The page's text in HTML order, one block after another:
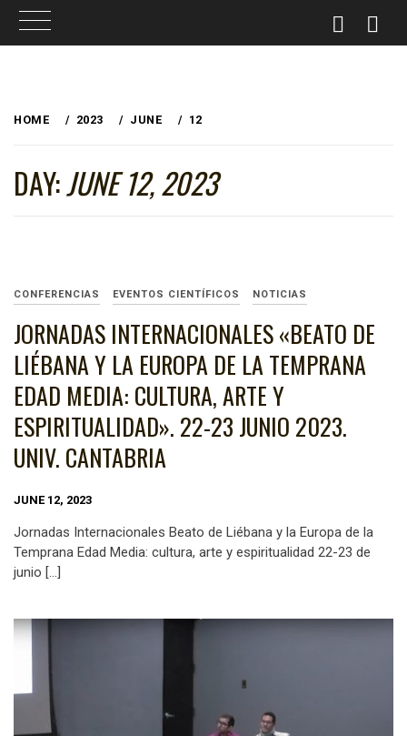
HOME 2023 JUNE 12
DAY:JUNE 12, 2023
CONFERENCIAS EVENTOS CIENTÍFICOS NOTICIAS
JORNADAS INTERNACIONALES «BEATO DE
LIÉBANA Y LA EUROPA DE LA TEMPRANA
EDAD MEDIA: CULTURA, ARTE Y
ESPIRITUALIDAD». 22-23 JUNIO 2023.
UNIV. CANTABRIA
JUNE 12, 2023
Jornadas Internacionales Beato de Liébana y la Europa de la
Temprana Edad Media: cultura, arte y espiritualidad 22-23 de
junio […]